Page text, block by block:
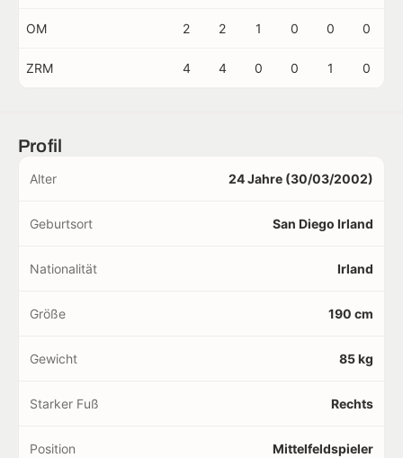
OM 2 2 1 0 0 0
ZRM 4 4 0 0 1 0
Profil
Alter 24 Jahre (30/03/2002)
Geburtsort San Diego Irland
Nationalität Irland
Größe 190 cm
Gewicht 85 kg
Starker Fuß Rechts
Position Mittelfeldspieler